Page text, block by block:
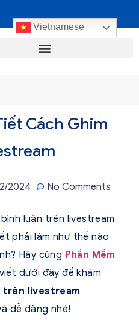
Vietnamese
Cách Ghim
2024 No Comments
luận trên livestream
phải làm như thế nào
Hãy cùng Phần Mềm
dưới đây để khám
trên livestream
dễ dàng nhé!